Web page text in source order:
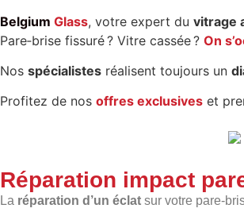
Belgium Glass, votre expert du vitrage
Pare‑brise fissuré ? Vitre cassée ? On
Nos spécialistes réalisent toujours un
Profitez de nos offres exclusives et
Réparation impact
La réparation d’un éclat sur votre pare-